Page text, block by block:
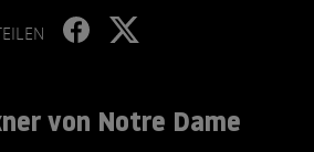
von Notre Dame